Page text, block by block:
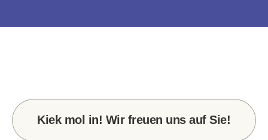
Kiek mol in! Wir freuen uns auf Sie!